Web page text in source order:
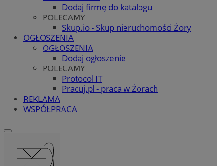
Dodaj firmę do katalogu
POLECAMY
Skup.io - Skup nieruchomości Żory
OGŁOSZENIA
OGŁOSZENIA
Dodaj ogłoszenie
POLECAMY
Protocol IT
Pracuj.pl - praca w Żorach
REKLAMA
WSPÓŁPRACA